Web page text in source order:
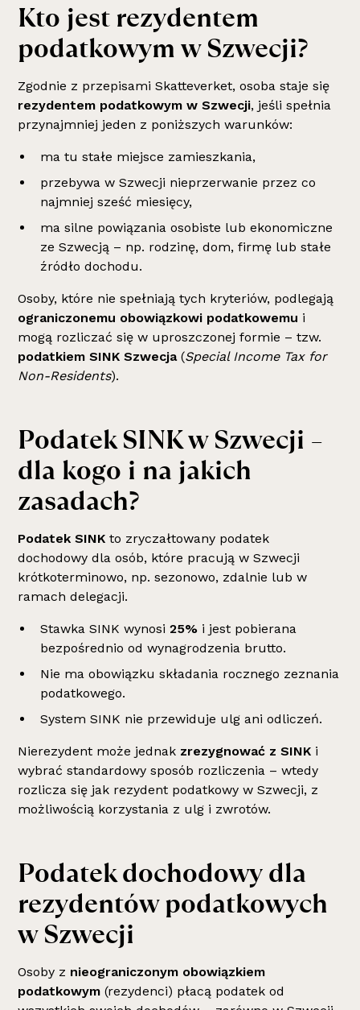
Kto jest rezydentem
podatkowym w Szwecji?
Zgodnie z przepisami Skatteverket, osoba staje się
rezydentem podatkowym w Szwecji, jeśli spełnia
przynajmniej jeden z poniższych warunków:
ma tu stałe miejsce zamieszkania,
przebywa w Szwecji nieprzerwanie przez co
najmniej sześć miesięcy,
ma silne powiązania osobiste lub ekonomiczne
ze Szwecją – np. rodzinę, dom, firmę lub stałe
źródło dochodu.
Osoby, które nie spełniają tych kryteriów, podlegają
ograniczonemu obowiązkowi podatkowemu i
mogą rozliczać się w uproszczonej formie – tzw.
podatkiem SINK Szwecja(Special Income Tax for
Non-Residents).
Podatek SINK w Szwecji –
dla kogo i na jakich
zasadach?
Podatek SINK to zryczałtowany podatek
dochodowy dla osób, które pracują w Szwecji
krótkoterminowo, np. sezonowo, zdalnie lub w
ramach delegacji.
Stawka SINK wynosi25% i jest pobierana
bezpośrednio od wynagrodzenia brutto.
Nie ma obowiązku składania rocznego zeznania
podatkowego.
System SINK nie przewiduje ulg ani odliczeń.
Nierezydent może jednak zrezygnować z SINK i
wybrać standardowy sposób rozliczenia – wtedy
rozlicza się jak rezydent podatkowy w Szwecji, z
możliwością korzystania z ulg i zwrotów.
Podatek dochodowy dla
rezydentów podatkowych
w Szwecji
Osoby z nieograniczonym obowiązkiem
podatkowym (rezydenci) płacą podatek od